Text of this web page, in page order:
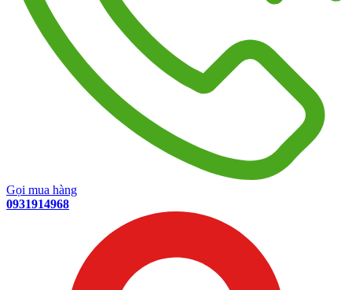
Gọi mua hàng
0931914968